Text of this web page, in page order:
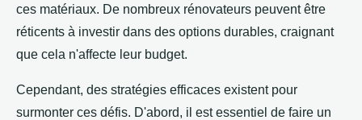
ces matériaux. De nombreux rénovateurs peuvent être
réticents à investir dans des options durables, craignant
que cela n'affecte leur budget.
Cependant, des stratégies efficaces existent pour
surmonter ces défis. D'abord, il est essentiel de faire un